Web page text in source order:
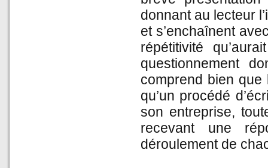
donnant au lecteur
et s’enchaînent
répétitivité
questionnement
comprend bien que
qu’un procédé
son entreprise,
recevant une
déroulement de